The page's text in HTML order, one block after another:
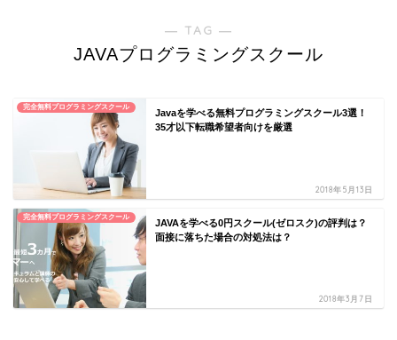
― TAG ―
JAVAプログラミングスクール
完全無料プログラミングスクール
Javaを学べる無料プログラミングスクール3選！
35才以下転職希望者向けを厳選
2018年5月13日
完全無料プログラミングスクール
JAVAを学べる0円スクール(ゼロスク)の評判は？
面接に落ちた場合の対処法は？
2018年3月7日